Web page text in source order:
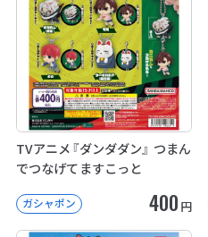
TVアニメ『ダンダダン』 つまん
でつなげてますこっと
ガシャポン 400 円